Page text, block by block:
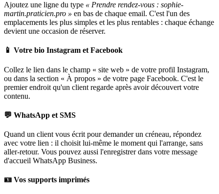
Ajoutez une ligne du type « Prendre rendez-vous : sophie-
martin.praticien.pro » en bas de chaque email. C'est l'un des
emplacements les plus simples et les plus rentables : chaque échange
devient une occasion de réserver.
📱 Votre bio Instagram et Facebook
Collez le lien dans le champ « site web » de votre profil Instagram,
ou dans la section « À propos » de votre page Facebook. C'est le
premier endroit qu'un client regarde après avoir découvert votre
contenu.
💬 WhatsApp et SMS
Quand un client vous écrit pour demander un créneau, répondez
avec votre lien : il choisit lui-même le moment qui l'arrange, sans
aller-retour. Vous pouvez aussi l'enregistrer dans votre message
d'accueil WhatsApp Business.
🪪 Vos supports imprimés